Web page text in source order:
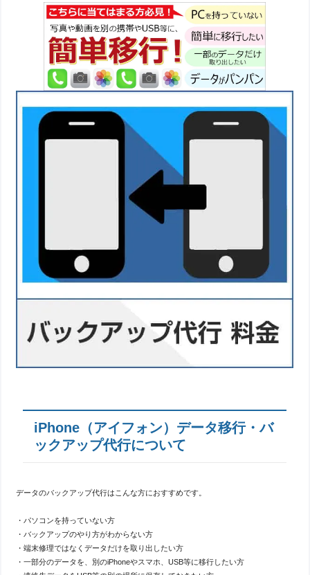
iPhone（アイフォン）データ移行・バ
ックアップ代行について
データのバックアップ代行はこんな方におすすめです。
・パソコンを持っていない方
・バックアップのやり方がわからない方
・端末修理ではなくデータだけを取り出したい方
・一部分のデータを、別のiPhoneやスマホ、USB等に移行したい方